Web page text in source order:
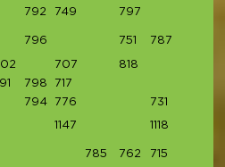
792 749 797
796 751 787
707 818
798 717
794 776 731
1147 1118
785 762 715